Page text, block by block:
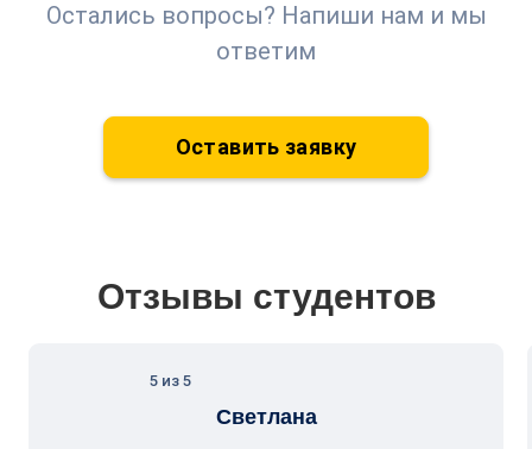
Остались вопросы? Напиши нам и мы
ответим
Оставить заявку
Отзывы студентов
5 из 5
Светлана